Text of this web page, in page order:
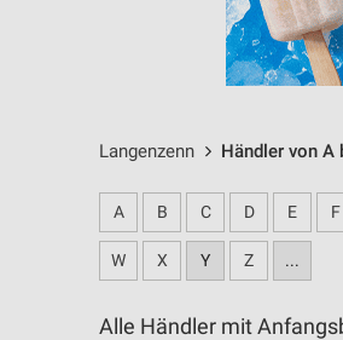
Langenzenn Händler von A
A B C D E F
W X Y Z ...
Alle Händler mit